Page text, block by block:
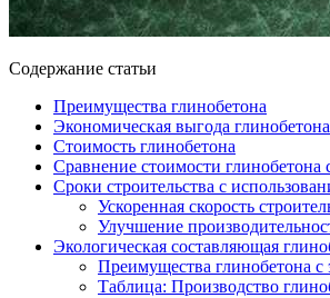
Содержание статьи
Преимущества глинобетона
Экономическая выгода глинобетона
Стоимость глинобетона
Сравнение стоимости глинобетона
Сроки строительства с
Ускоренная скорость
Улучшение
Экологическая составляющая
Преимущества глинобетона с
Таблица: Производство